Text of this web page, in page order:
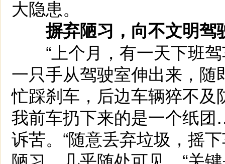
大隐患。
摒弃陋习，向不文明驾
“上个月，有一天下班驾
一只手从驾驶室伸出来，
忙踩刹车，后边车辆猝不
我前车扔下来的是一个纸
诉苦。“随意丢弃垃圾，摇